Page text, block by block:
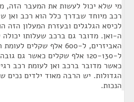
מי שלא יכול לעשות את המעבר הזה,
רכב מיוחד שבדרך כלל הוא רכב ואן
לכיסא הגלגלים ובעזרת המעלון הזה
ה-ואן. מדובר גם ברכב שעלותו
האביזרים, ל-600 אלף
ל-120-130 אלף שקלים כאשר
כאשר מדובר ברכב ואן לעומת רכב
הגדולות. יש הרבה מאוד ילדים נכים
הנכות.